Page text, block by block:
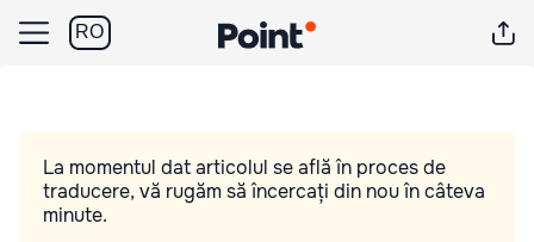
RO
La momentul dat articolul se află în proces de
traducere, vă rugăm să încercați din nou în câteva
minute.